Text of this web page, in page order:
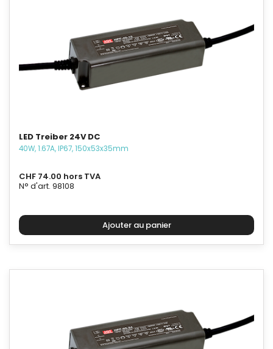
LED Treiber 24V DC
40W, 1.67A, IP67, 150x53x35mm
CHF 74.00 hors TVA
N° d'art. 98108